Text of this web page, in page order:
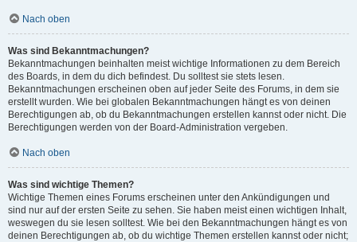
Nach oben
Was sind Bekanntmachungen?
Bekanntmachungen beinhalten meist wichtige Informationen zu dem Bereich
des Boards, in dem du dich befindest. Du solltest sie stets lesen.
Bekanntmachungen erscheinen oben auf jeder Seite des Forums, in dem sie
erstellt wurden. Wie bei globalen Bekanntmachungen hängt es von deinen
Berechtigungen ab, ob du Bekanntmachungen erstellen kannst oder nicht. Die
Berechtigungen werden von der Board-Administration vergeben.
Nach oben
Was sind wichtige Themen?
Wichtige Themen eines Forums erscheinen unter den Ankündigungen und
sind nur auf der ersten Seite zu sehen. Sie haben meist einen wichtigen Inhalt,
weswegen du sie lesen solltest. Wie bei den Bekanntmachungen hängt es von
deinen Berechtigungen ab, ob du wichtige Themen erstellen kannst oder nicht;